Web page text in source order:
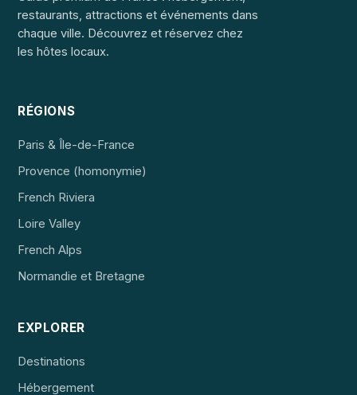
restaurants, attractions et événements dans
chaque ville. Découvrez et réservez chez
les hôtes locaux.
RÉGIONS
Paris & Île-de-France
Provence (homonymie)
French Riviera
Loire Valley
French Alps
Normandie et Bretagne
EXPLORER
Destinations
Hébergement